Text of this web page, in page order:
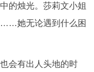
的烛光。莎莉文小姐
……她无论遇到什么困
会有出人头地的时